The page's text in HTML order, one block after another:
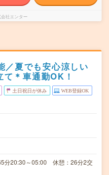
社エンター
／夏でも安心涼しい
＊車通勤OK！
土日祝日が休み WEB登録OK
分20:30～05:00 休憩：26分2交